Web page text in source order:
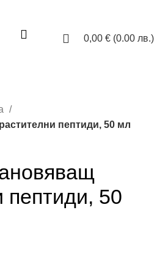
0,00 € (0.00 лв.)
пептиди, 50 мл
пептиди, 50